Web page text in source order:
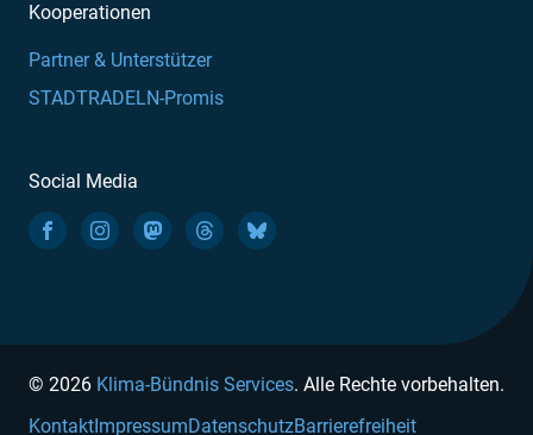
Kooperationen
Partner & Unterstützer
STADTRADELN-Promis
Social Media
© 2026 Klima-Bündnis Services. Alle Rechte vorbehalten.
Kontakt ImpressumDatenschutzBarrierefreiheit